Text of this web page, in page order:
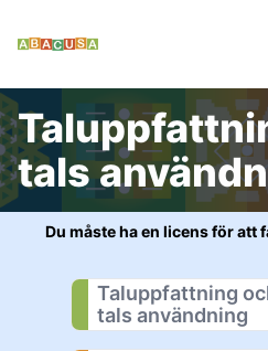
tals
Du måste ha en licens för att
Taluppfattning
tals användning